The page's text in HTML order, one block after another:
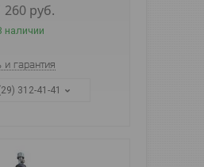
260 руб.
наличии
и гарантия
312-41-41